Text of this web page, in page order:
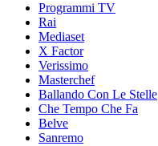
Programmi TV
Rai
Mediaset
X Factor
Verissimo
Masterchef
Ballando Con Le Stelle
Che Tempo Che Fa
Belve
Sanremo